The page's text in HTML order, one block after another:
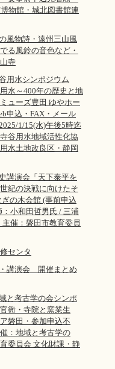
物館・城北図書館連
風物詩・遠州三山風
る風鈴の音色など・
寺
用水シンポジウム
水～400年の歴史と地
ューズ豊田 ゆやホー
申込・FAX・メール
1/15(水)午後5時迄
谷用水地域活性化協
水土地改良区・静岡
講演会「天下泰平を
紀の決戦に向けたそ
の木会館 (事前申込
小和田哲男氏 / 三浦
催：磐田市教育委員
センタ
講演会 開催まとめ
と考古学の会シンポ
衙・寺院と窯業生
磐田・参加申込不
：地域と考古学の
委員会 文化財課・静